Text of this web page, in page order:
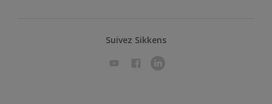
Suivez Sikkens